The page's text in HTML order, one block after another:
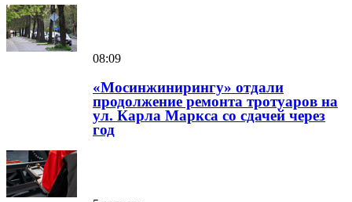
08:09
«Мосинжинирингу» отдали
продолжение ремонта тротуаров на
ул. Карла Маркса со сдачей через
год